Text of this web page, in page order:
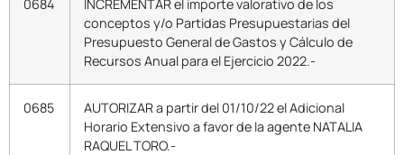
0684
INCREMENTAR el importe valorativo de los
conceptos y/o Partidas Presupuestarias del
Presupuesto General de Gastos y Cálculo de
Recursos Anual para el Ejercicio 2022.-
0685
AUTORIZAR a partir del 01/10/22 el Adicional
Horario Extensivo a favor de la agente NATALIA
RAQUEL TORO.-